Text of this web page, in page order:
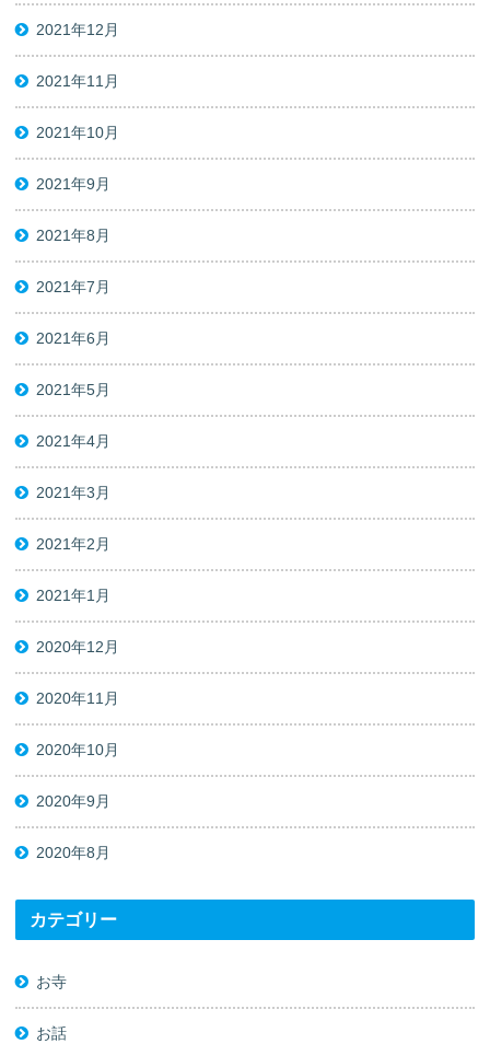
2021年12月
2021年11月
2021年10月
2021年9月
2021年8月
2021年7月
2021年6月
2021年5月
2021年4月
2021年3月
2021年2月
2021年1月
2020年12月
2020年11月
2020年10月
2020年9月
2020年8月
カテゴリー
お寺
お話